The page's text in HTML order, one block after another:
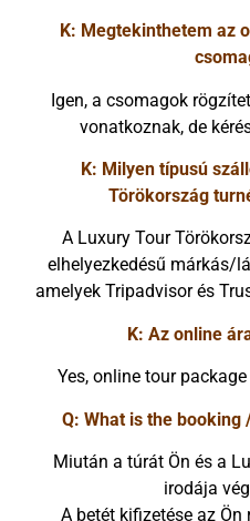
K: Megtekinthetem az
Igen, a csomagok
vonatkoznak, de
K: Milyen típusú
Törökország
A Luxury Tour
elhelyezkedésű márkás/
amelyek Tripadvisor és
K: Az online
Yes, online tour
Q: What is the
Miután a túrát Ön és a
irodája
A betét kifizetése az Ön